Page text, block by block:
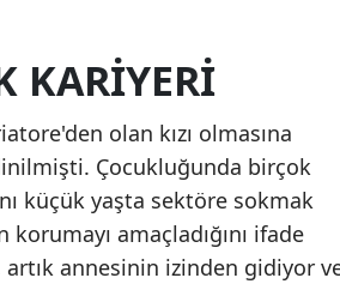
KARIYERI
olan kızı olmasına
Çocukluğunda birçok
küçük yaşta sektöre sokmak
amaçladığını ifade
artık annesinin izinden gidiyor